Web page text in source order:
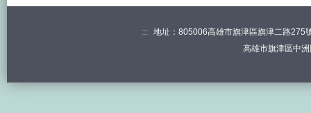
::: 地址：805006高雄市旗津區旗津二路
高雄市旗津區中